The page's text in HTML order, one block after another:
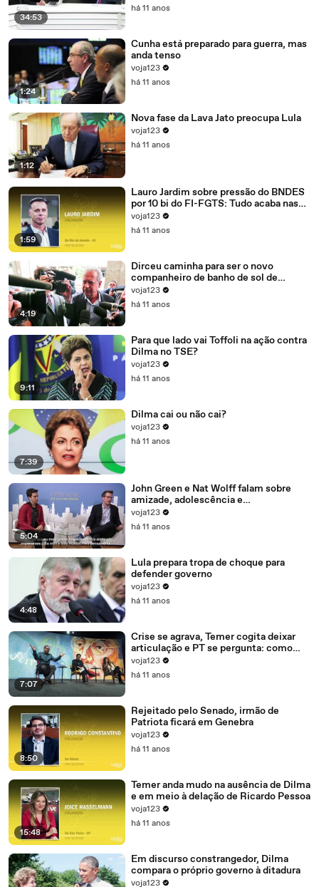
34:53
há 11 anos
1:24
Cunha está preparado para guerra, mas
anda tenso
voja123
há 11 anos
1:12
Nova fase da Lava Jato preocupa Lula
voja123
há 11 anos
1:59
Lauro Jardim sobre pressão do BNDES
por 10 bi do FI-FGTS: Tudo acaba nas
mãos de Cunha
voja123
há 11 anos
4:19
Dirceu caminha para ser o novo
companheiro de banho de sol de
Marcelo Odebrecht e Cia.
voja123
há 11 anos
9:11
Para que lado vai Toffoli na ação contra
Dilma no TSE?
voja123
há 11 anos
7:39
Dilma cai ou não cai?
voja123
há 11 anos
5:04
John Green e Nat Wolff falam sobre
amizade, adolescência e
amadurecimento
voja123
há 11 anos
4:48
Lula prepara tropa de choque para
defender governo
voja123
há 11 anos
7:07
Crise se agrava, Temer cogita deixar
articulação e PT se pergunta: como
recompor o governo?
voja123
há 11 anos
8:50
Rejeitado pelo Senado, irmão de
Patriota ficará em Genebra
voja123
há 11 anos
15:48
Temer anda mudo na ausência de Dilma
e em meio à delação de Ricardo Pessoa
voja123
há 11 anos
Em discurso constrangedor, Dilma
compara o próprio governo à ditadura
voja123